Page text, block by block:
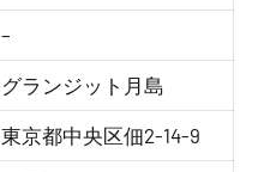
–
グランジット月島
東京都中央区佃2-14-9